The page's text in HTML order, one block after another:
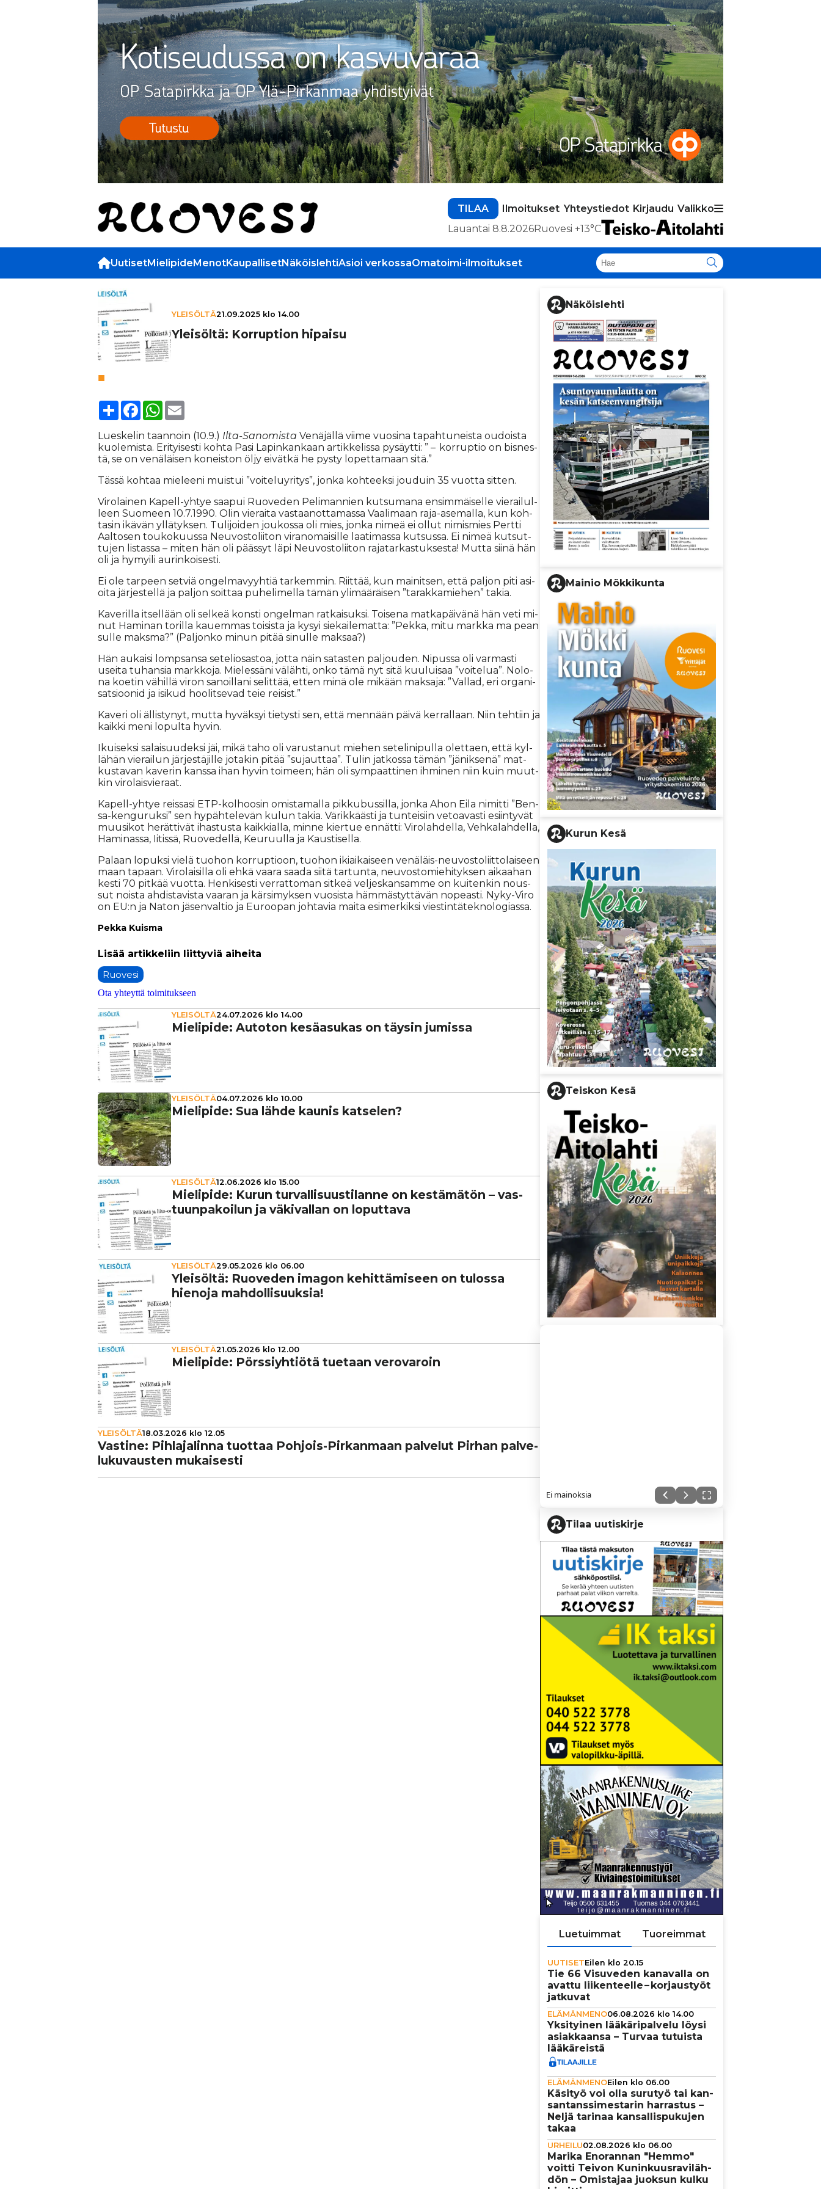
TILAA Ilmoitukset Yhteystiedot Kirjaudu Valikko
Lauantai 8.8.2026Ruovesi +13°C
UutisetMielipideMenotKaupallisetNäköislehtiAsioi verkossaOmatoimi-ilmoitukset
YLEISÖLTÄ21.09.2025 klo 14.00
Yleisöltä: Kor­rup­tion hipaisu
Share FacebookWhatsApp
Lu­es­ke­lin taan­noin (10.9.) Il­ta-Sa­no­mis­ta Ve­nä­jäl­lä vii­me vuo­si­na ta­pah­tu­neis­ta ou­dois­ta
kuo­le­mis­ta. Eri­tyi­ses­ti koh­ta Pasi La­pin­kan­kaan ar­tik­ke­lis­sa py­säyt­ti: ” – kor­rup­tio on bis­nes­
tä, se on ve­nä­läi­sen ko­neis­ton öl­jy ei­vät­kä he pys­ty lo­pet­ta­maan sitä.”
Täs­sä koh­taa mie­lee­ni muis­tui ”voi­te­lu­y­ri­tys”, jon­ka koh­teek­si jou­duin 35 vuot­ta sit­ten.
Vi­ro­lai­nen Ka­pell-yh­tye saa­pui Ruo­ve­den Pe­li­man­nien kut­su­ma­na en­sim­mäi­sel­le vie­rai­lul­
leen Suo­meen 10.7.1990. Olin vie­rai­ta vas­taa­not­ta­mas­sa Vaa­li­maan raja-ase­mal­la, kun koh­
ta­sin ikä­vän yl­lä­tyk­sen. Tu­li­joi­den jou­kos­sa oli mies, jon­ka ni­meä ei ol­lut ni­mis­mies Pert­ti
Aal­to­sen tou­ko­kuus­sa Neu­vos­to­lii­ton vi­ra­no­mai­sil­le laa­ti­mas­sa kut­sus­sa. Ei ni­meä kut­sut­
tu­jen lis­tas­sa – mi­ten hän oli pääs­syt läpi Neu­vos­to­lii­ton ra­ja­tar­kas­tuk­ses­ta! Mut­ta sii­nä hän
oli ja hy­myi­li au­rin­koi­ses­ti.
Ei ole tar­peen set­viä on­gel­ma­vyyh­tiä tar­kem­min. Riit­tää, kun mai­nit­sen, et­tä pal­jon piti asi­
oi­ta jär­jes­tel­lä ja pal­jon soit­taa pu­he­li­mel­la tä­män yli­mää­räi­sen ”ta­rak­ka­mie­hen” ta­kia.
Ka­ve­ril­la it­sel­lään oli sel­keä kons­ti on­gel­man rat­kai­suk­si. Toi­se­na mat­ka­päi­vä­nä hän veti mi­
nut Ha­mi­nan to­ril­la kau­em­mas toi­sis­ta ja ky­syi sie­kai­le­mat­ta: ”Pek­ka, mitu mark­ka ma pean
sul­le maks­ma?” (Pal­jon­ko mi­nun pi­tää si­nul­le mak­saa?)
Hän au­kai­si lomp­san­sa se­te­li­o­sas­toa, jot­ta näin sa­tas­ten pal­jou­den. Ni­pus­sa oli var­mas­ti
usei­ta tu­han­sia mark­ko­ja. Mie­les­sä­ni vä­läh­ti, on­ko tämä nyt sitä kuu­lui­saa ”voi­te­lua”. No­lo­
na ko­e­tin vä­hil­lä vi­ron sa­noil­la­ni se­lit­tää, et­ten minä ole mi­kään mak­sa­ja: ”Val­lad, eri or­ga­ni­
sat­si­oo­nid ja isi­kud hoo­lit­se­vad teie rei­sist.”
Ka­ve­ri oli äl­lis­ty­nyt, mut­ta hy­väk­syi tie­tys­ti sen, et­tä men­nään päi­vä ker­ral­laan. Niin teh­tiin ja
kaik­ki meni lo­pul­ta hy­vin.
Ikui­sek­si sa­lai­suu­dek­si jäi, mikä taho oli va­rus­ta­nut mie­hen se­te­li­ni­pul­la olet­ta­en, et­tä kyl­
lä­hän vie­rai­lun jär­jes­tä­jil­le jo­ta­kin pi­tää ”su­jaut­taa”. Tu­lin jat­kos­sa tä­män ”jä­nik­se­nä” mat­
kus­ta­van ka­ve­rin kans­sa ihan hy­vin toi­meen; hän oli sym­paat­ti­nen ih­mi­nen niin kuin muut­
kin vi­ro­lais­vie­raat.
Ka­pell-yh­tye reis­sa­si ETP-kol­hoo­sin omis­ta­mal­la pik­ku­bus­sil­la, jon­ka Ahon Ei­la ni­mit­ti ”Ben­
sa-ken­gu­ruk­si” sen hy­päh­te­le­vän ku­lun ta­kia. Vä­rik­kääs­ti ja tun­tei­siin ve­to­a­vas­ti esiin­ty­vät
muu­si­kot he­rät­ti­vät ihas­tus­ta kaik­ki­al­la, min­ne kier­tue en­nät­ti: Vi­ro­lah­del­la, Veh­ka­lah­del­la,
Ha­mi­nas­sa, Ii­tis­sä, Ruo­ve­del­lä, Keu­ruul­la ja Kaus­ti­sel­la.
Pa­laan lo­puk­si vie­lä tuo­hon kor­rup­ti­oon, tuo­hon iki­ai­kai­seen ve­nä­läis-neu­vos­to­liit­to­lai­seen
maan ta­paan. Vi­ro­lai­sil­la oli eh­kä vaa­ra saa­da sii­tä tar­tun­ta, neu­vos­to­mie­hi­tyk­sen ai­kaa­han
kes­ti 70 pit­kää vuot­ta. Hen­ki­ses­ti ver­rat­to­man sit­keä vel­jes­kan­sam­me on kui­ten­kin nous­
sut nois­ta ah­dis­ta­vis­ta vaa­ran ja kär­si­myk­sen vuo­sis­ta häm­mäs­tyt­tä­vän no­pe­as­ti. Nyky-Viro
on EU:n ja Na­ton jä­sen­val­tio ja Eu­roo­pan joh­ta­via mai­ta esi­mer­kik­si vies­tin­tä­tek­no­lo­gi­as­sa.
Pek­ka Kuis­ma
Ruovesi
Ota yhteyttä toimitukseen
YLEISÖLTÄ24.07.2026 klo 14.00
Mielipide: Autoton kesä­a­su­kas on täysin jumissa
YLEISÖLTÄ04.07.2026 klo 10.00
Mielipide: Sua lähde kaunis katselen?
YLEISÖLTÄ12.06.2026 klo 15.00
Mielipide: Kurun tur­val­li­suus­ti­lanne on kes­tä­mä­tön – vas­
tuun­pa­koi­lun ja väki­val­lan on loputtava
YLEISÖLTÄ29.05.2026 klo 06.00
Yleisöltä: Ruoveden imagon kehit­tä­mi­seen on tulossa
hienoja mah­dol­li­suuk­sia!
YLEISÖLTÄ21.05.2026 klo 12.00
Mielipide: Pörs­siyh­ti­ötä tuetaan vero­va­roin
YLEISÖLTÄ18.03.2026 klo 12.05
Vastine: Pih­la­ja­linna tuottaa Pohjois-Pir­kan­maan palvelut Pirhan pal­ve­
lu­ku­vaus­ten mukai­sesti
Näköislehti
Mainio Mökkikunta
Kurun Kesä
Teiskon Kesä
Ei mainoksia
Tilaa uutiskirje
Luetuimmat Tuoreimmat
UUTISETEilen klo 20.15
Tie 66 Visuveden kanavalla on
avattu lii­ken­teelle – kor­jaus­työt
jatkuvat
ELÄMÄNMENO06.08.2026 klo 14.00
Yksi­tyi­nen lää­kä­ri­pal­velu löysi
asi­ak­kaansa – Turvaa tutuista
lää­kä­reistä
ELÄMÄNMENOEilen klo 06.00
Käsityö voi olla surutyö tai kan­
san­tans­si­mes­ta­rin harrastus –
Neljä tarinaa kan­sal­lis­pu­ku­jen
takaa
URHEILU02.08.2026 klo 06.00
Marika Enorannan "Hemmo"
voitti Teivon Kunin­kuus­ra­vi­läh­
dön – Omistajaa juoksun kulku